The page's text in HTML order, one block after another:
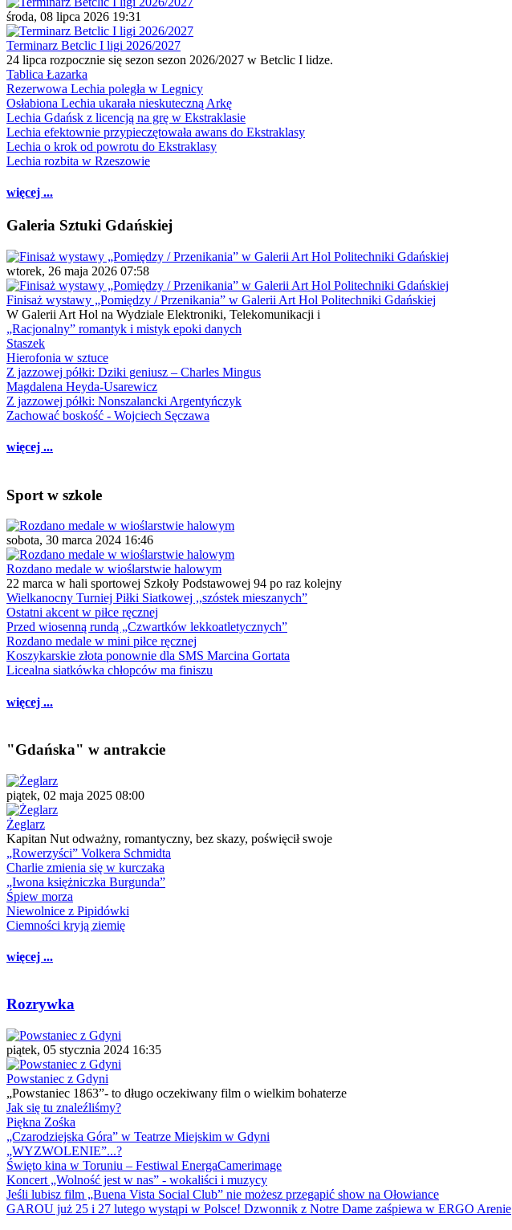
środa, 08 lipca 2026 19:31
Terminarz Betclic I ligi 2026/2027
24 lipca rozpocznie się sezon sezon 2026/2027 w Betclic I lidze.
Tablica Łazarka
Rezerwowa Lechia poległa w Legnicy
Osłabiona Lechia ukarała nieskuteczną Arkę
Lechia Gdańsk z licencją na grę w Ekstraklasie
Lechia efektownie przypieczętowała awans do Ekstraklasy
Lechia o krok od powrotu do Ekstraklasy
Lechia rozbita w Rzeszowie
więcej ...
Galeria Sztuki Gdańskiej
wtorek, 26 maja 2026 07:58
Finisaż wystawy „Pomiędzy / Przenikania” w Galerii Art Hol Politechniki Gdańskiej
W Galerii Art Hol na Wydziale Elektroniki, Telekomunikacji i
„Racjonalny” romantyk i mistyk epoki danych
Staszek
Hierofonia w sztuce
Z jazzowej półki: Dziki geniusz – Charles Mingus
Magdalena Heyda-Usarewicz
Z jazzowej półki: Nonszalancki Argentyńczyk
Zachować boskość - Wojciech Sęczawa
więcej ...
Sport w szkole
sobota, 30 marca 2024 16:46
Rozdano medale w wioślarstwie halowym
22 marca w hali sportowej Szkoły Podstawowej 94 po raz kolejny
Wielkanocny Turniej Piłki Siatkowej ,,szóstek mieszanych”
Ostatni akcent w piłce ręcznej
Przed wiosenną rundą „Czwartków lekkoatletycznych”
Rozdano medale w mini piłce ręcznej
Koszykarskie złota ponownie dla SMS Marcina Gortata
Licealna siatkówka chłopców ma finiszu
więcej ...
"Gdańska" w antrakcie
piątek, 02 maja 2025 08:00
Żeglarz
Kapitan Nut odważny, romantyczny, bez skazy, poświęcił swoje
„Rowerzyści” Volkera Schmidta
Charlie zmienia się w kurczaka
„Iwona księżniczka Burgunda”
Śpiew morza
Niewolnice z Pipidówki
Ciemności kryją ziemię
więcej ...
Rozrywka
piątek, 05 stycznia 2024 16:35
Powstaniec z Gdyni
„Powstaniec 1863”- to długo oczekiwany film o wielkim bohaterze
Jak się tu znaleźliśmy?
Piękna Zośka
„Czarodziejska Góra” w Teatrze Miejskim w Gdyni
„WYZWOLENIE”...?
Święto kina w Toruniu – Festiwal EnergaCamerimage
Koncert „Wolność jest w nas” - wokaliści i muzycy
Jeśli lubisz film „Buena Vista Social Club” nie możesz przegapić show na Ołowiance
GAROU już 25 i 27 lutego wystąpi w Polsce! Dzwonnik z Notre Dame zaśpiewa w ERGO Arenie